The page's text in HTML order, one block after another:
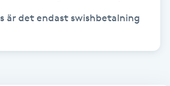
är det endast swishbetalning